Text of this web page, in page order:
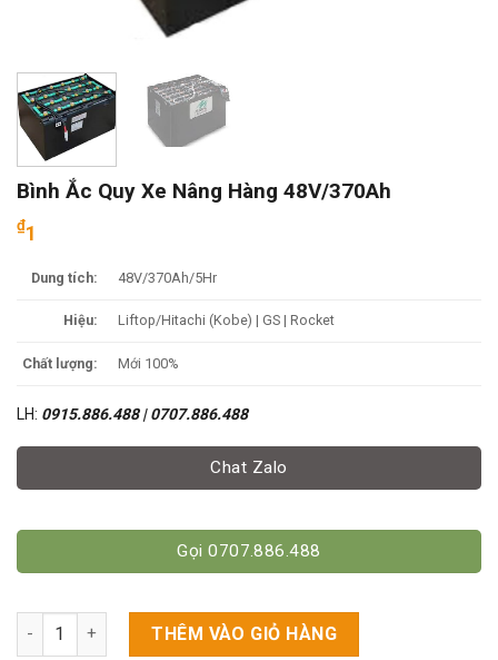
Bình Ắc Quy Xe Nâng Hàng 48V/370Ah
₫1
Dung tích: 48V/370Ah/5Hr
Hiệu: Liftop/Hitachi (Kobe) | GS | Rocket
Chất lượng: Mới 100%
LH: 0915.886.488 | 0707.886.488
Chat Zalo
Gọi 0707.886.488
Bình Ắc Quy Xe Nâng Hàng 48V/370Ah số lượng
THÊM VÀO GIỎ HÀNG